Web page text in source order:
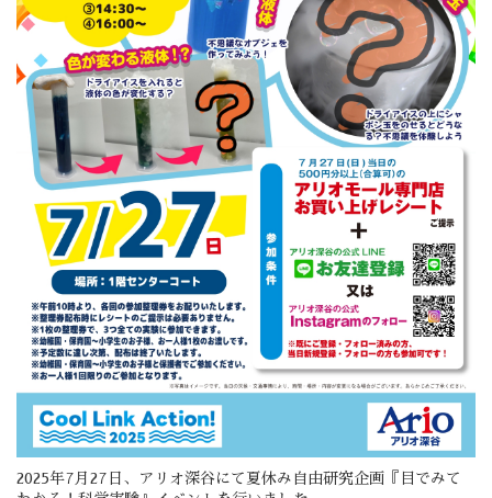
2025年7月27日、アリオ深谷にて夏休み自由研究企画『目でみて